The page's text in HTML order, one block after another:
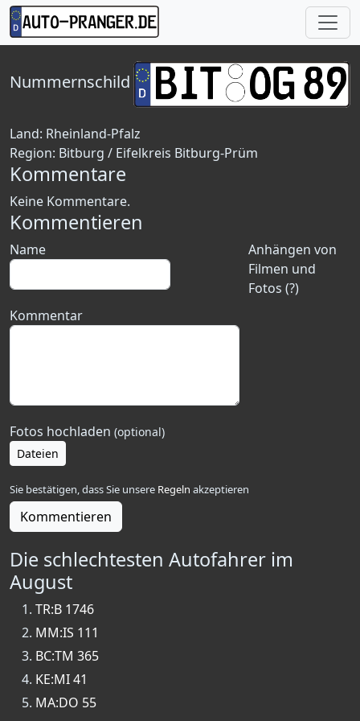
Nummernschild
Land: Rheinland-Pfalz
Region: Bitburg / Eifelkreis Bitburg-Prüm
Kommentare
Keine Kommentare.
Kommentieren
Anhängen von
Filmen und
Fotos (?)
Name
Kommentar
Fotos hochladen (optional)
Dateien
Sie bestätigen, dass Sie unsere Regeln akzeptieren
Kommentieren
Die schlechtesten Autofahrer im
August
TR:B 1746
MM:IS 111
BC:TM 365
KE:MI 41
MA:DO 55